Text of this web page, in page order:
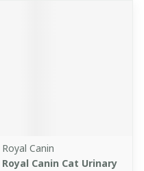
Royal Canin
Royal Canin Cat Urinary